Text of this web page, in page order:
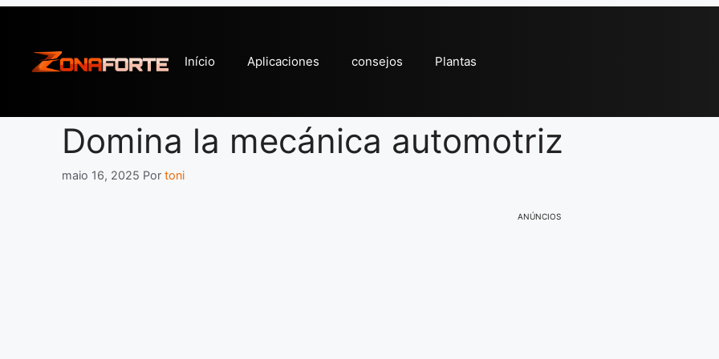
conteúdo
Início Aplicaciones consejos Plantas
Domina la mecánica automotriz
maio 16, 2025 Por toni
ANÚNCIOS